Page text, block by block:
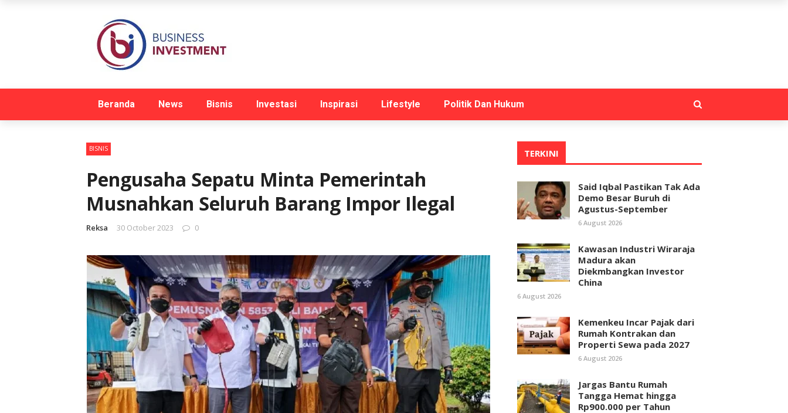
Beranda News Bisnis Investasi Inspirasi Lifestyle Politik Dan Hukum
BISNIS
Pengusaha Sepatu Minta Pemerintah
Musnahkan Seluruh Barang Impor Ilegal
Reksa 30 October 2023 0
TERKINI
Said Iqbal Pastikan Tak Ada
Demo Besar Buruh di
Agustus-September
6 August 2026
Kawasan Industri Wiraraja
Madura akan
Diekmbangkan Investor
China
6 August 2026
Kemenkeu Incar Pajak dari
Rumah Kontrakan dan
Properti Sewa pada 2027
6 August 2026
Jargas Bantu Rumah
Tangga Hemat hingga
Rp900.000 per Tahun